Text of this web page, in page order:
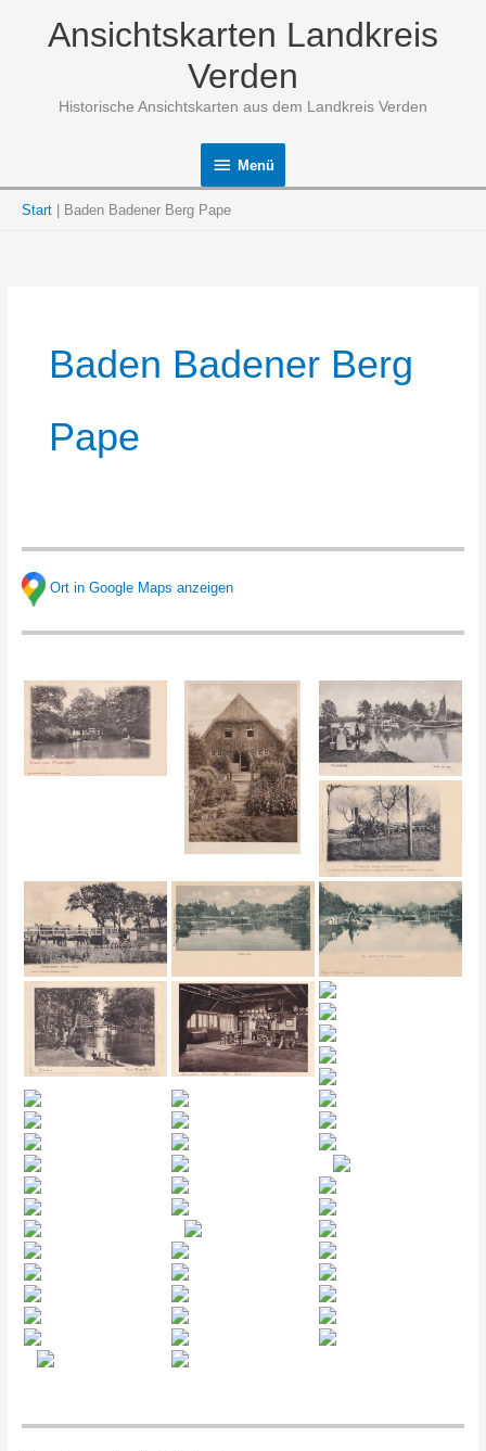
Ansichtskarten Landkreis
Verden
Historische Ansichtskarten aus dem Landkreis Verden
Menü
Menü
Start Baden Badener Berg Pape
Baden Badener Berg
Pape
Ort in Google Maps anzeigen